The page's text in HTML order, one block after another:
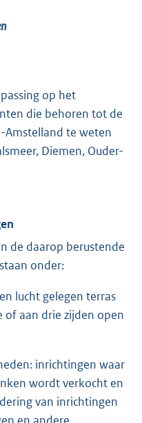
op het
die behoren tot de
Amstelland te weten
Diemen, Ouder-
de daarop berustende
onder:
lucht gelegen terras
of aan drie zijden open
inrichtingen waar
wordt verkocht en
van inrichtingen